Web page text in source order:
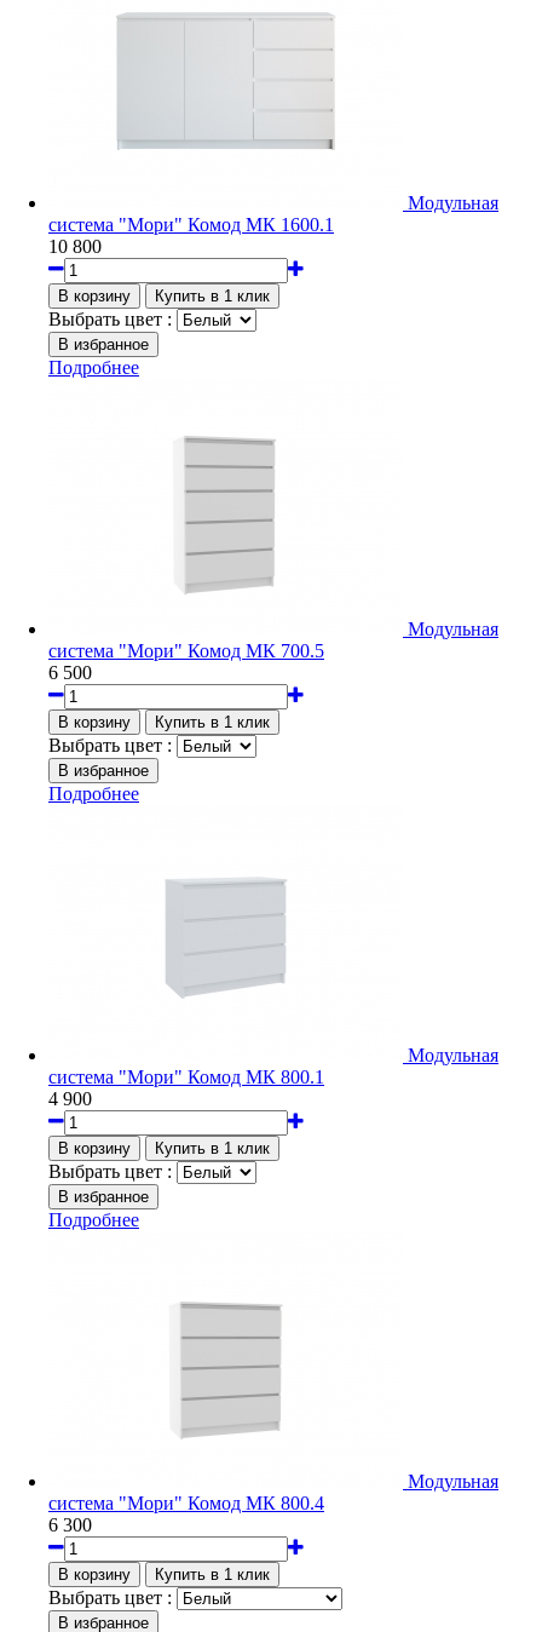
Модульная
система "Мори" Комод МК 1600.1
10 800
Выбрать цвет :
Подробнее
Модульная
система "Мори" Комод МК 700.5
6 500
Выбрать цвет :
Подробнее
Модульная
система "Мори" Комод МК 800.1
4 900
Выбрать цвет :
Подробнее
Модульная
система "Мори" Комод МК 800.4
6 300
Выбрать цвет :